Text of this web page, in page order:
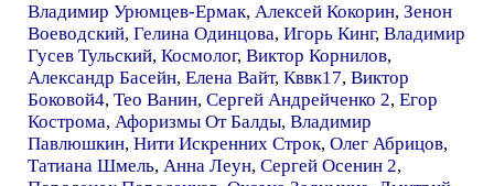
Владимир Урюмцев-Ермак, Алексей Кокорин, Зенон
Воеводский, Гелина Одинцова, Игорь Кинг, Владимир
Гусев Тульский, Космолог, Виктор Корнилов,
Александр Басейн, Елена Вайт, Кввк17, Виктор
Боковой4, Тео Ванин, Сергей Андрейченко 2, Егор
Кострома, Афоризмы От Балды, Владимир
Павлюшкин, Нити Искренних Строк, Олег Абрицов,
Татиана Шмель, Анна Леун, Сергей Осенин 2,